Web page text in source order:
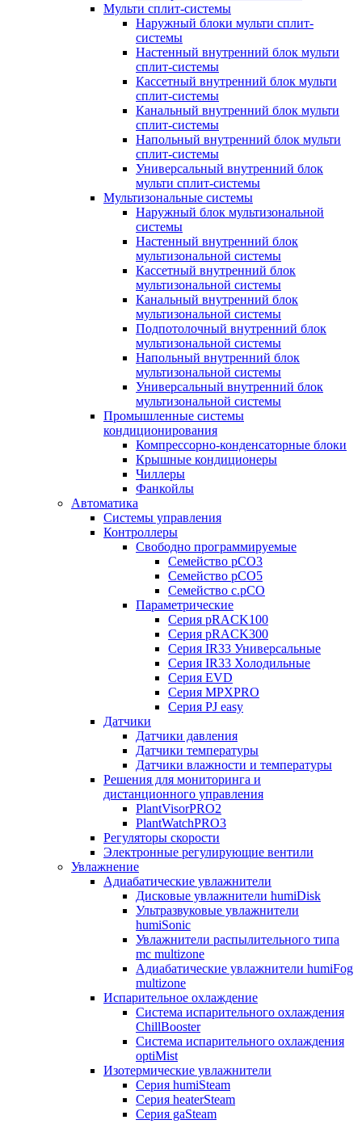
Мульти сплит-системы
Наружный блоки мульти сплит-
системы
Настенный внутренний блок мульти
сплит-системы
Кассетный внутренний блок мульти
сплит-системы
Канальный внутренний блок мульти
сплит-системы
Напольный внутренний блок мульти
сплит-системы
Универсальный внутренний блок
мульти сплит-системы
Мультизональные системы
Наружный блок мультизональной
системы
Настенный внутренний блок
мультизональной системы
Кассетный внутренний блок
мультизональной системы
Канальный внутренний блок
мультизональной системы
Подпотолочный внутренний блок
мультизональной системы
Напольный внутренний блок
мультизональной системы
Универсальный внутренний блок
мультизональной системы
Промышленные системы
кондиционирования
Компрессорно-конденсаторные блоки
Крышные кондиционеры
Чиллеры
Фанкойлы
Автоматика
Системы управления
Контроллеры
Свободно программируемые
Семейство pCO3
Семейство pCO5
Семейство c.pCO
Параметрические
Серия pRACK100
Серия pRACK300
Серия IR33 Универсальные
Серия IR33 Холодильные
Серия EVD
Серия MPXPRO
Серия PJ easy
Датчики
Датчики давления
Датчики температуры
Датчики влажности и температуры
Решения для мониторинга и
дистанционного управления
PlantVisorPRO2
PlantWatchPRO3
Регуляторы скорости
Электронные регулирующие вентили
Увлажнение
Адиабатические увлажнители
Дисковые увлажнители humiDisk
Ультразвуковые увлажнители
humiSonic
Увлажнители распылительного типа
mc multizone
Адиабатические увлажнители humiFog
multizone
Испарительное охлаждение
Система испарительного охлаждения
ChillBooster
Система испарительного охлаждения
optiMist
Изотермические увлажнители
Серия humiSteam
Серия heaterSteam
Серия gaSteam